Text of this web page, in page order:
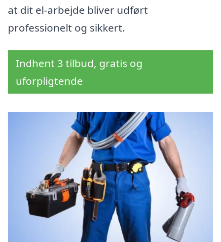
at dit el-arbejde bliver udført
professionelt og sikkert.
Indhent 3 tilbud, gratis og
uforpligtende